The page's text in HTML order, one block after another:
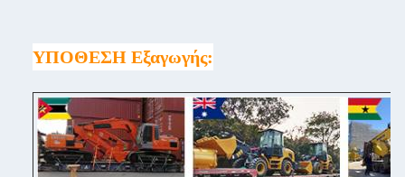
ΥΠΟΘΕΣΗ Εξαγωγής: